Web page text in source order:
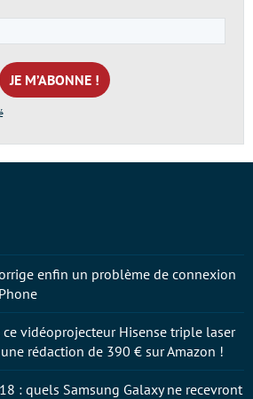
e-
mail
*
enfin un problème de connexion
vidéoprojecteur Hisense triple laser
une rédaction de 390 € sur Amazon !
: quels Samsung Galaxy ne recevront